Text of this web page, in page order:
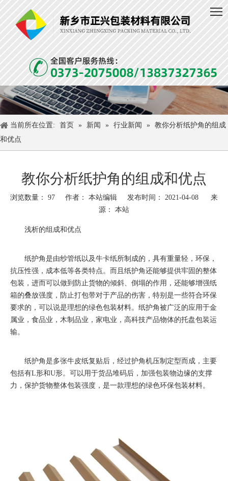
当前所在位置: 首页 » 新闻 » 行业新闻 » 教你分析纸护角的组成
和优点
教你分析纸护角的组成和优点
浏览数量： 97 作者： 本站编辑 发布时间： 2021-04-08 来
源： 本站
["wechat","weibo","qzone","douban","email"]
浅析的组成和优点
纸护角是由纱管纸以及牛卡纸所制成的，具有重量轻，环保，
抗压性强，成本低等各类特点。而且纸护角还能够提供牢固的整体
包装，进而可以做到防止货物的倾斜、倒塌的作用，还能够增强纸
箱的叠放强度，防止打包带对于产品的伤害，特别是一些符合环保
要求的，可以说是理想的绿色包装材料。纸护角被广泛的应用于金
属业，食品业，木制品业，家电业，高科技产品物体的托盘包装运
输。
纸护角是多张牛皮纸复贴后，经过护角机压制定型而成，主要
包括有L形和U形。可以用于货品堆码后，加强包装物边缘的支撑
力，保护货物整体包装强度，是一款理想的绿色环保包装材料。